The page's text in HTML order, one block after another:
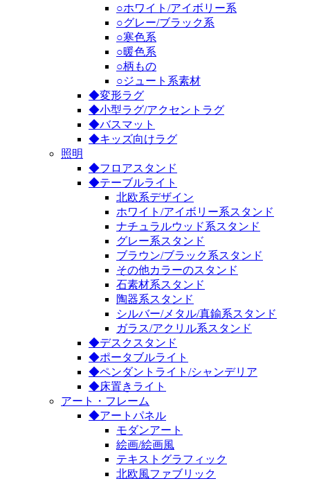
○ホワイト/アイボリー系
○グレー/ブラック系
○寒色系
○暖色系
○柄もの
○ジュート系素材
◆変形ラグ
◆小型ラグ/アクセントラグ
◆バスマット
◆キッズ向けラグ
照明
◆フロアスタンド
◆テーブルライト
北欧系デザイン
ホワイト/アイボリー系スタンド
ナチュラルウッド系スタンド
グレー系スタンド
ブラウン/ブラック系スタンド
その他カラーのスタンド
石素材系スタンド
陶器系スタンド
シルバー/メタル/真鍮系スタンド
ガラス/アクリル系スタンド
◆デスクスタンド
◆ポータブルライト
◆ペンダントライト/シャンデリア
◆床置きライト
アート・フレーム
◆アートパネル
モダンアート
絵画/絵画風
テキストグラフィック
北欧風ファブリック